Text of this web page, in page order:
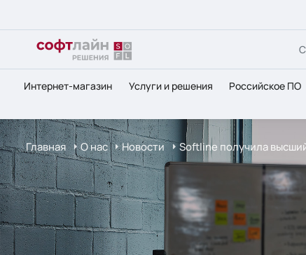
Интернет-магазин Услуги и решения Российское ПО
Главная О нас Новости Softline получила